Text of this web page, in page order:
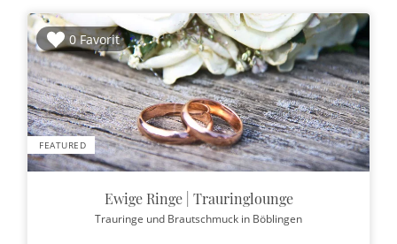
0 Favorit
FEATURED
Ewige Ringe | Trauringlounge
Trauringe und Brautschmuck in Böblingen